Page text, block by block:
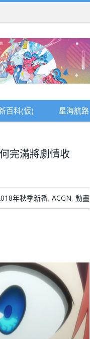
百科(仮) 星海航路
完滿將劇情收
年秋季新番, ACGN, 動畫